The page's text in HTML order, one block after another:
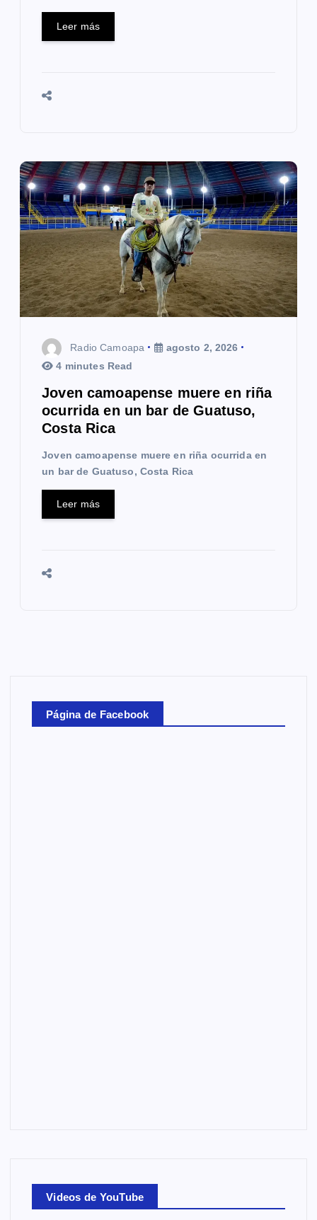
Leer más
Radio Camoapa
agosto 2, 2026
4 minutes Read
Joven camoapense muere en riña
ocurrida en un bar de Guatuso,
Costa Rica
Joven camoapense muere en riña ocurrida en
un bar de Guatuso, Costa Rica
Leer más
Página de Facebook
Videos de YouTube